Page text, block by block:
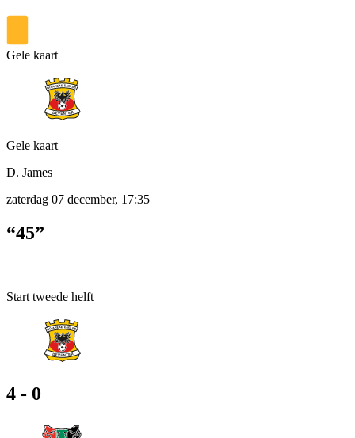
Gele kaart
Gele kaart
D. James
zaterdag 07 december, 17:35
“45”
Start tweede helft
4 - 0